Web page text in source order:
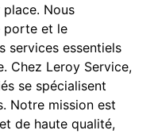
Nous
porte et le
services essentiels
Chez Leroy Service,
se spécialisent
Notre mission est
de haute qualité,